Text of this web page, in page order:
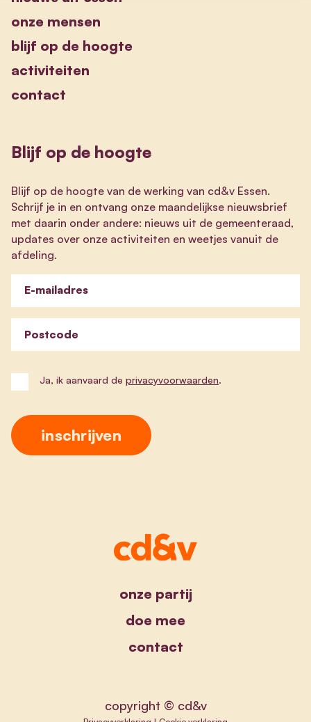
onze mensen
blijf op de hoogte
activiteiten
contact
Blijf op de hoogte
Blijf op de hoogte van de werking van cd&v Essen.
Schrijf je in en ontvang onze maandelijkse nieuwsbrief
met daarin onder andere: nieuws uit de gemeenteraad,
updates over onze activiteiten en weetjes vanuit de
afdeling.
E-mailadres
Postcode
Ja, ik aanvaard de privacyvoorwaarden.
onze partij
doe mee
contact
copyright © cd&v